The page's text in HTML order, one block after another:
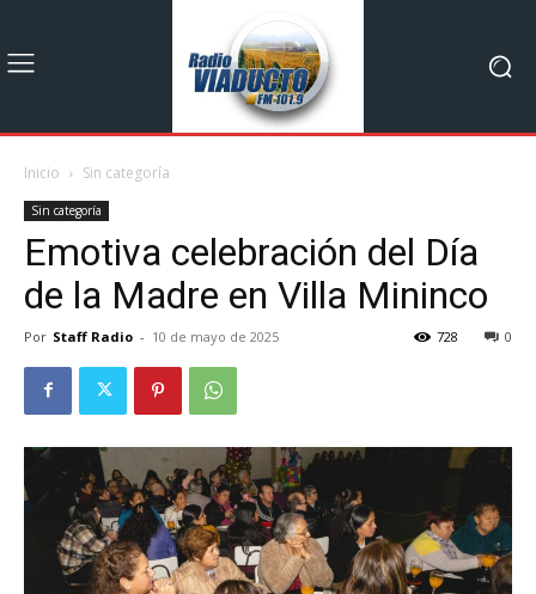
Inicio Sin categoría
Sin categoría
Emotiva celebración del Día
de la Madre en Villa Mininco
Por Staff Radio - 10 de mayo de 2025 0
728